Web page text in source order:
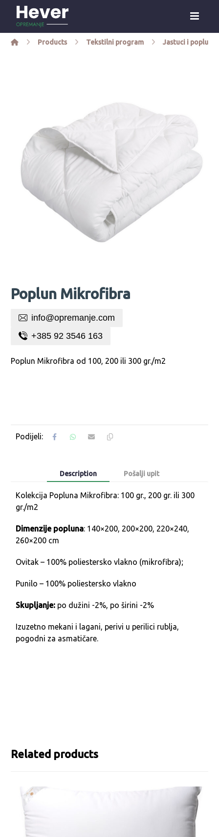
Products Tekstilni program Jastuci i popluni
Poplun Mikrofibra
info@opremanje.com
+385 92 3546 163
Poplun Mikrofibra od 100, 200 ili 300 gr./m2
Description Pošalji upit
Kolekcija Popluna Mikrofibra: 100 gr., 200 gr. ili 300
gr./m2
Dimenzije popluna: 140×200, 200×200, 220×240,
260×200 cm
Ovitak – 100% poliestersko vlakno (mikrofibra);
Punilo – 100% poliestersko vlakno
Skupljanje: po dužini -2%, po širini -2%
Izuzetno mekani i lagani, perivi u perilici rublja,
pogodni za asmatičare.
Related products